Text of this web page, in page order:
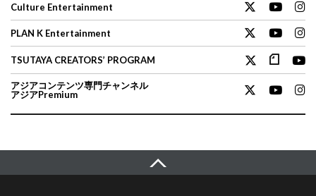
Culture Entertainment
PLAN K Entertainment
TSUTAYA CREATORS’ PROGRAM
アジアコンテンツ専門チャンネル
アジアPremium